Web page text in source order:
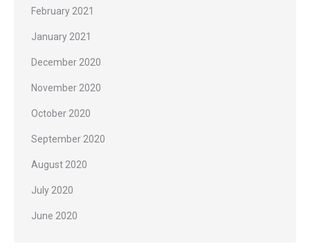
February 2021
January 2021
December 2020
November 2020
October 2020
September 2020
August 2020
July 2020
June 2020